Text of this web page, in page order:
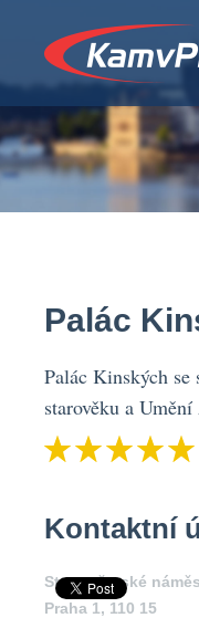
Palác
Palác Kinských
starověku a Umění
Kontaktní
Staroměstské
Praha 1, 110 15